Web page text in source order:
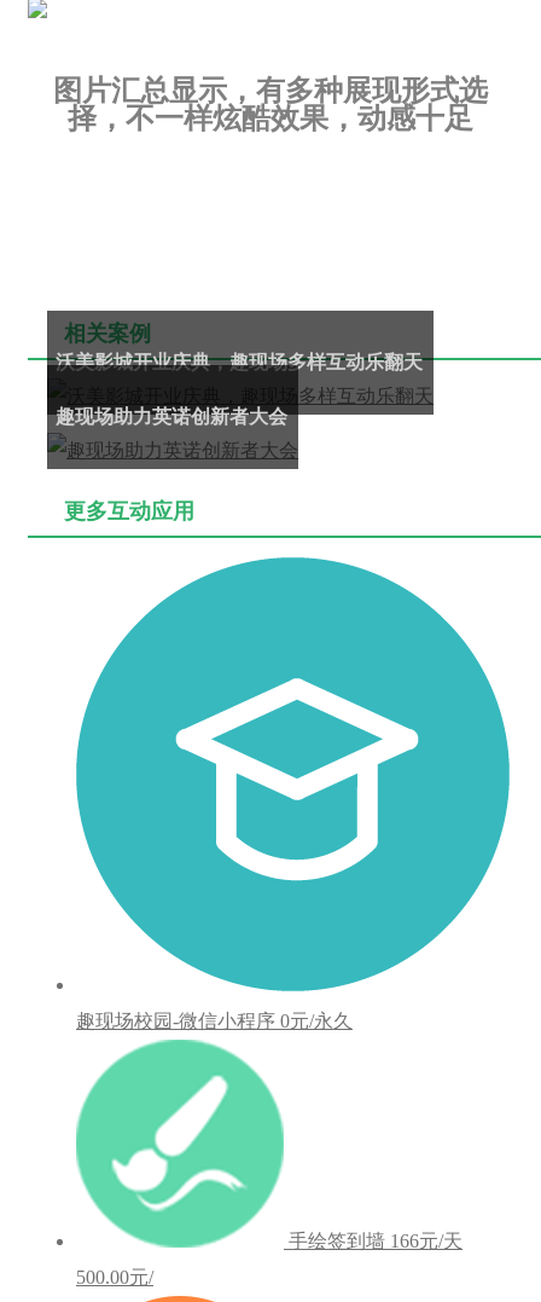
图片汇总显示，有多种展现形式选
择，不一样炫酷效果，动感十足
相关案例
沃美影城开业庆典，趣现场多样互动乐翻天
趣现场助力英诺创新者大会
更多互动应用
趣现场校园-微信小程序 0元/永久
手绘签到墙 166元/天
500.00元/